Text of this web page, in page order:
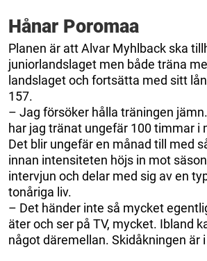
Hånar Poromaa
Planen är att Alvar Myhlback ska
juniorlandslaget men både träna
landslaget och fortsätta med sitt
157.
– Jag försöker hålla träningen
har jag tränat ungefär 100 timmar i
Det blir ungefär en månad till med
innan intensiteten höjs in mot
intervjun och delar med sig av en
tonåriga liv.
– Det händer inte så mycket
äter och ser på TV, mycket. Ibland
något däremellan. Skidåkningen är